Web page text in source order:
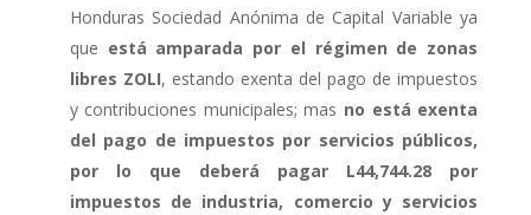
Honduras Sociedad Anónima de Capital Variable ya
que está amparada por el régimen de zonas
libres ZOLI, estando exenta del pago de impuestos
y contribuciones municipales; mas no está exenta
del pago de impuestos por servicios públicos,
por lo que deberá pagar L44,744.28 por
impuestos de industria, comercio y servicios